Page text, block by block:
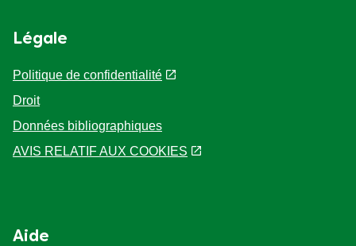
Légale
Politique de confidentialité
Droit
Données bibliographiques
AVIS RELATIF AUX COOKIES
Aide